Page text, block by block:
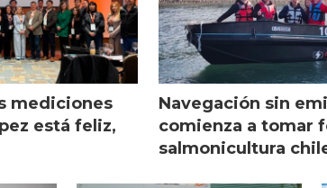
mediciones
está feliz,
Navegación sin
comienza a tomar
salmonicultura